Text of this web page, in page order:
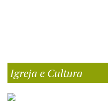
Igreja e Cultura